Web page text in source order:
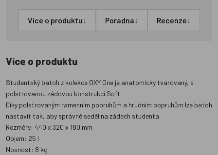
Více o produktu↓ Poradna↓ Recenze↓
Více o produktu
Studentský batoh z kolekce OXY One je anatomicky tvarovaný, s
polstrovanou zádovou konstrukcí Soft.
Díky polstrovaným ramenním popruhům a hrudním popruhům lze batoh
nastavit tak, aby správně seděl na zádech studenta
Rozměry: 440 x 320 x 180 mm
Objem: 25 l
Nosnost: 8 kg